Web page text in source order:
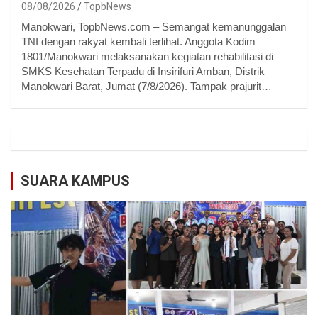
08/08/2026 TopbNews
Manokwari, TopbNews.com – Semangat kemanunggalan
TNI dengan rakyat kembali terlihat. Anggota Kodim
1801/Manokwari melaksanakan kegiatan rehabilitasi di
SMKS Kesehatan Terpadu di Insirifuri Amban, Distrik
Manokwari Barat, Jumat (7/8/2026). Tampak prajurit…
SUARA KAMPUS